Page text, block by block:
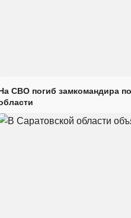
СВО погиб замкомандира